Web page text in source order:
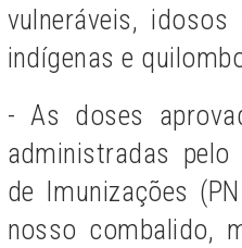
vulneráveis,
indígenas e
- As doses
administradas pelo
de Imunizações
nosso combalido,